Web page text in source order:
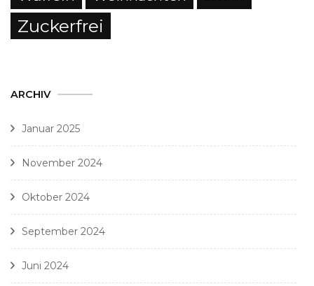
Zuckerfrei
ARCHIV
Januar 2025
November 2024
Oktober 2024
September 2024
Juni 2024